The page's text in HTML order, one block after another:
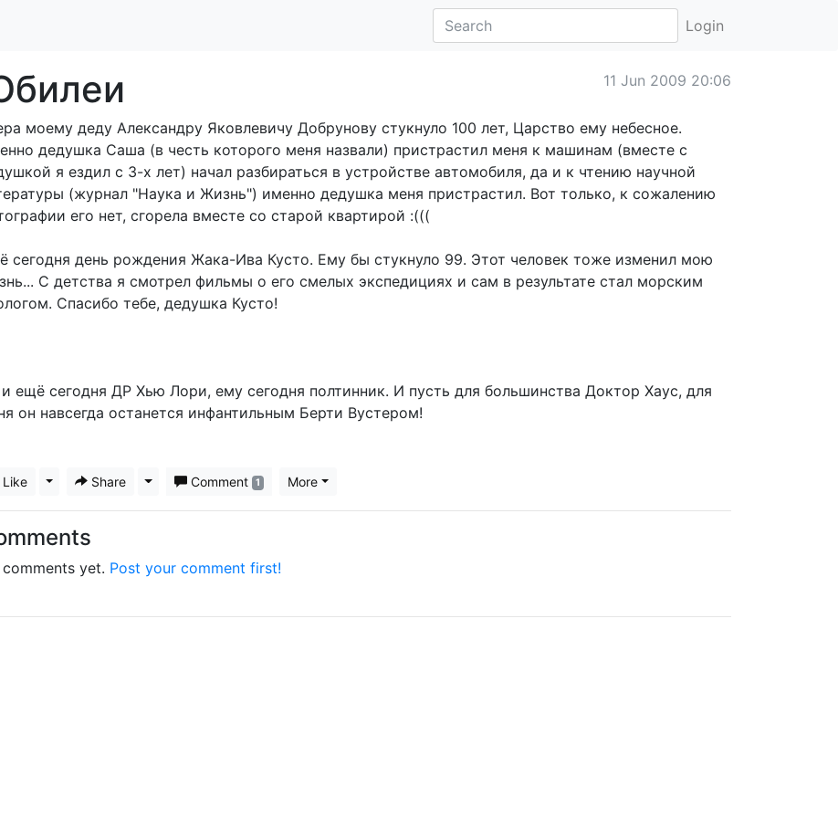
Login
11 Jun 2009 20:06
моему деду Александру Яковлевичу Добрунову стукнуло 100 лет, Царство ему небесное.
дедушка Саша (в честь которого меня назвали) пристрастил меня к машинам (вместе с
я ездил с 3-х лет) начал разбираться в устройстве автомобиля, да и к чтению научной
(журнал "Наука и Жизнь") именно дедушка меня пристрастил. Вот только, к сожалению
его нет, сгорела вместе со старой квартирой :(((
сегодня день рождения Жака-Ива Кусто. Ему бы стукнуло 99. Этот человек тоже изменил мою
С детства я смотрел фильмы о его смелых экспедициях и сам в результате стал морским
Спасибо тебе, дедушка Кусто!
ещё сегодня ДР Хью Лори, ему сегодня полтинник. И пусть для большинства Доктор Хаус, для
он навсегда останется инфантильным Берти Вустером!
Like Toggle Dropdown
Share Toggle Dropdown
Comment 1 More
yet. Post your comment first!